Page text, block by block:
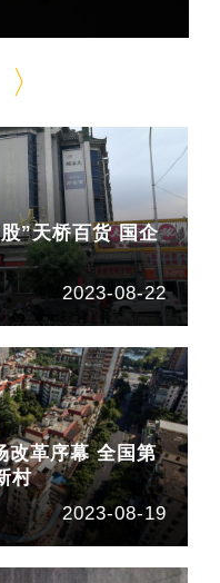
”天桥百货 国企
2023-08-22
改革序幕 全国第
村
2023-08-19